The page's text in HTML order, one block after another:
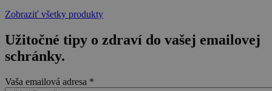
Zobraziť všetky produkty
Užitočné tipy o zdraví do vašej emailovej
schránky.
Vaša emailová adresa *